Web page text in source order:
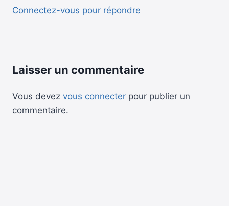
Connectez-vous pour répondre
Laisser un commentaire
Vous devez vous connecter pour publier un
commentaire.